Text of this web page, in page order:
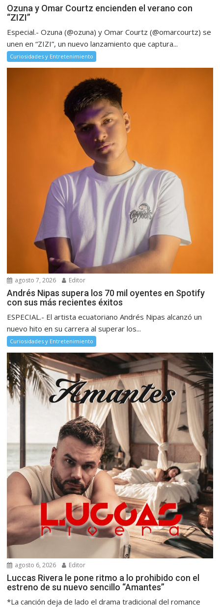
Ozuna y Omar Courtz encienden el verano con
“ZIZI”
Especial.- Ozuna (@ozuna) y Omar Courtz (@omarcourtz) se
unen en “ZIZI”, un nuevo lanzamiento que captura...
Curiosidades y Entretenimiento
agosto 7, 2026 Editor
Andrés Nipas supera los 70 mil oyentes en Spotify
con sus más recientes éxitos
ESPECIAL.- El artista ecuatoriano Andrés Nipas alcanzó un
nuevo hito en su carrera al superar los...
Curiosidades y Entretenimiento
agosto 6, 2026 Editor
Luccas Rivera le pone ritmo a lo prohibido con el
estreno de su nuevo sencillo “Amantes”
*La canción deja de lado el drama tradicional del romance